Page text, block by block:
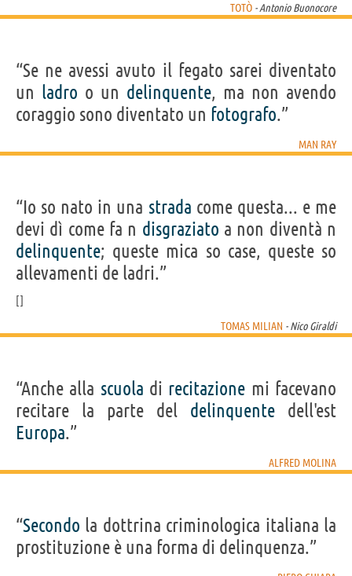
TOTÒ - Antonio Buonocore
“Se ne avessi avuto il fegato sarei diventato
un ladro o un delinquente, ma non avendo
coraggio sono diventato un fotografo.”
MAN RAY
“Io so nato in una strada come questa... e me
devi dì come fa n disgraziato a non diventà n
delinquente; queste mica so case, queste so
allevamenti de ladri.”
TOMAS MILIAN - Nico Giraldi
“Anche alla scuola di recitazione mi facevano
recitare la parte del delinquente dell'est
Europa.”
ALFRED MOLINA
“Secondo la dottrina criminologica italiana la
prostituzione è una forma di delinquenza.”